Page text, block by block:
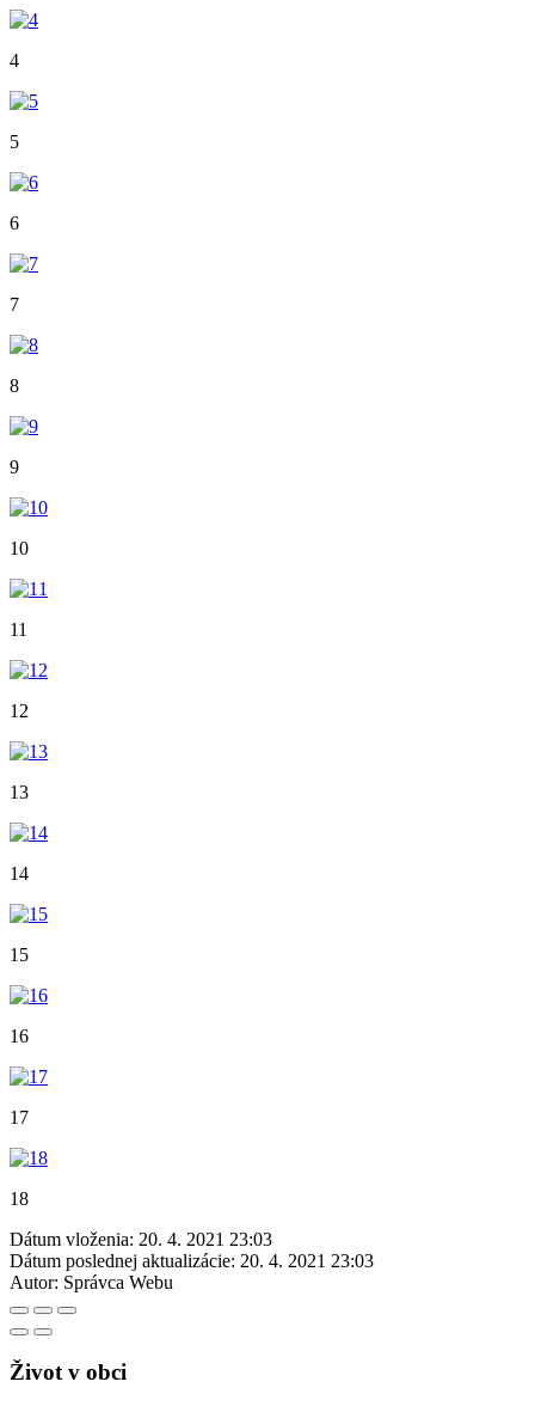
4
5
6
7
8
9
10
11
12
13
14
15
16
17
18
Dátum vloženia: 20. 4. 2021 23:03
Dátum poslednej aktualizácie: 20. 4. 2021 23:03
Autor: Správca Webu
Život v obci